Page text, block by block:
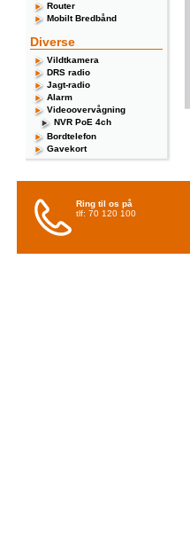
Router
Mobilt Bredbånd
Diverse
Vildtkamera
DRS radio
Jagt-radio
Alarm
Videoovervågning
NVR PoE 4ch
Bordtelefon
Gavekort
Ring til os på
tlf: 70 120 100